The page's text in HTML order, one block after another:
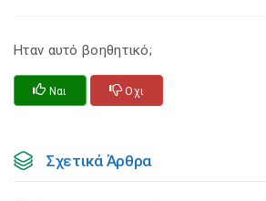
Ηταν αυτό βοηθητικό;
Ναι Οχι
Σχετικά Άρθρα